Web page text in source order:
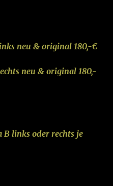
neu & original 180,-€
neu & original 180,-
B links oder rechts je